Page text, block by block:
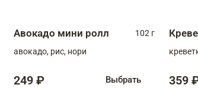
Авокадо мини ролл
102 г
авокадо, рис, нори
249 ₽ Выбрать 359